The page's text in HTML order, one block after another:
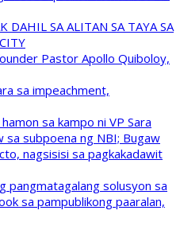
DAHIL SA ALITAN SA TAYA SA
Pastor Apollo Quiboloy,
sa impeachment,
sa kampo ni VP Sara
subpoena ng NBI; Bugaw
nagsisisi sa pagkakadawit
pangmatagalang solusyon sa
sa pampublikong paaralan,